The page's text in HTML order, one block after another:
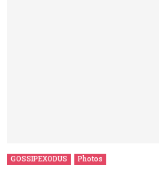
GOSSIPEXODUS Photos